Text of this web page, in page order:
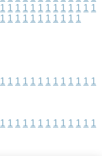
1 1 1 1 1 1 1 1 1 1 1 1 1
1 1 1 1 1 1 1 1 1 1 1
1 1 1 1 1 1 1 1 1 1 1 1 1
1 1 1 1 1 1 1 1 1 1 1 1 1